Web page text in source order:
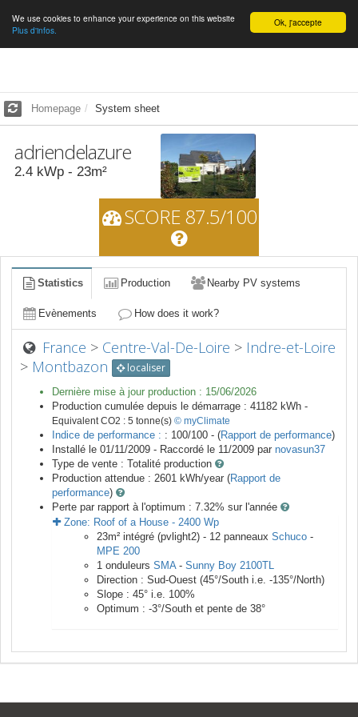
English Ok, j'accepte
We use cookies to enhance your experience on this website
Plus d'infos.
Homepage System sheet
adriendelazure
2.4 kWp - 23m²
SCORE 87.5/100
Statistics Production Nearby PV systems
Evènements How does it work?
France > Centre-Val-De-Loire > Indre-et-Loire
> Montbazon localiser
Dernière mise à jour production : 15/06/2026
Production cumulée depuis le démarrage : 41182 kWh -
Equivalent CO2 : 5 tonne(s) © myClimate
Indice de performance : : 100/100 - (Rapport de performance)
Installé le 01/11/2009 - Raccordé le 11/2009 par novasun37
Type de vente : Totalité production
Production attendue : 2601 kWh/year (Rapport de
performance)
Perte par rapport à l'optimum : 7.32% sur l'année
Zone: Roof of a House - 2400 Wp
23m² intégré (pvlight2) - 12 panneaux Schuco -
MPE 200
1 onduleurs SMA- Sunny Boy 2100TL
Direction : Sud-Ouest (45°/South i.e. -135°/North)
Slope : 45° i.e. 100%
Optimum : -3°/South et pente de 38°